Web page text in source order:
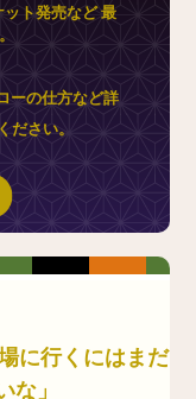
ト発売など 最
の仕方など詳
ださい。
に行くにはまだ
な」